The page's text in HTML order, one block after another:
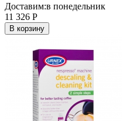
Доставим:в понедельник
11 326 Р
В корзину